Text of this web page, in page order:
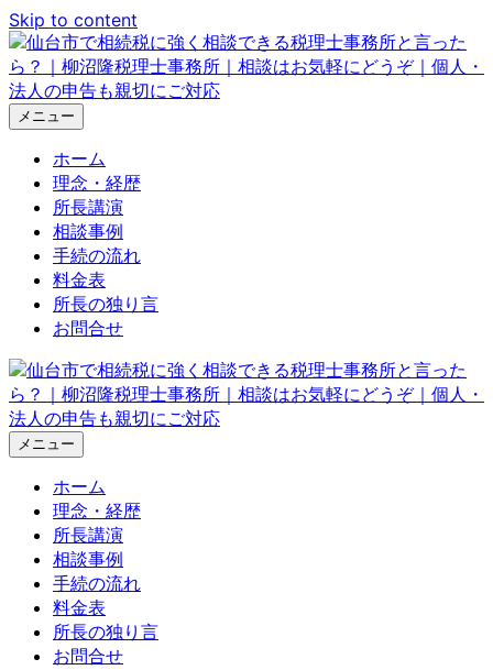
Skip to content
メニュー
ホーム
理念・経歴
所長講演
相談事例
手続の流れ
料金表
所長の独り言
お問合せ
メニュー
ホーム
理念・経歴
所長講演
相談事例
手続の流れ
料金表
所長の独り言
お問合せ